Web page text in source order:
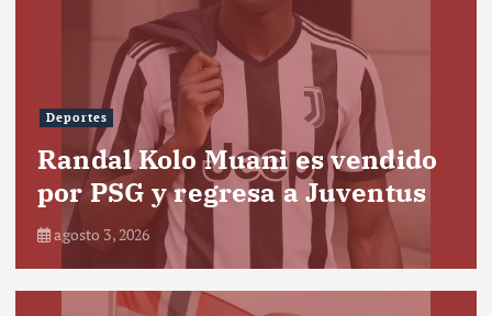
Deportes
Randal Kolo Muani es vendido
por PSG y regresa a Juventus
agosto 3, 2026